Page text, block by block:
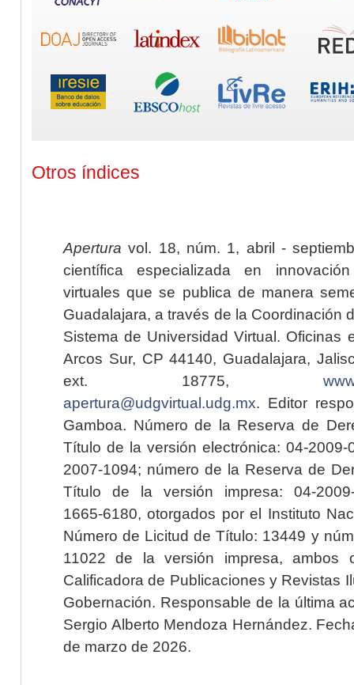
Otros índices
Apertura vol. 18, núm. 1, abril -
científica especializada en
virtuales que se publica de manera
Guadalajara, a través de la Coordinación
Sistema de Universidad Virtual. Oficinas
Arcos Sur, CP 44140, Guadalajara,
ext. 18775,
apertura@udgvirtual.udg.mx. Editor
Gamboa. Número de la Reserva de
Título de la versión electrónica: 04-2009-
2007-1094; número de la Reserva de
Título de la versión impresa: 04-2009-
1665-6180, otorgados por el Instituto
Número de Licitud de Título: 13449 y
11022 de la versión impresa, ambos
Calificadora de Publicaciones y Revistas
Gobernación. Responsable de la última
Sergio Alberto Mendoza Hernández.
de marzo de 2026.